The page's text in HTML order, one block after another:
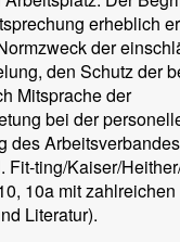
erheblich
der
den Schutz der
Mitsprache der
bei der
des
Fit-ting/Kaiser/
10a mit
Literatur).